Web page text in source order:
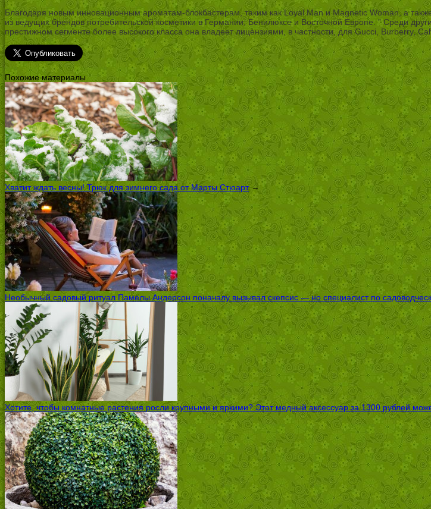
Благодаря новым инновационным ароматам-блокбастерам, таким как Loyal Man и Magnetic Woman, а
из ведущих брендов потребительской косметики в Германии, Бенилюксе и Восточной Европе. ” Среди
престижном сегменте более высокого класса она владеет лицензиями, в частности, для Gucci, Burberry,
Похожие материалы
Хватит ждать весны! Трюк для зимнего сада от Марты Стюарт→
Необычный садовый ритуал Памелы Андерсон поначалу вызывал скепсис — но специалист по
Хотите, чтобы комнатные растения росли крупными и яркими? Этот медный аксессуар за 1300 рублей